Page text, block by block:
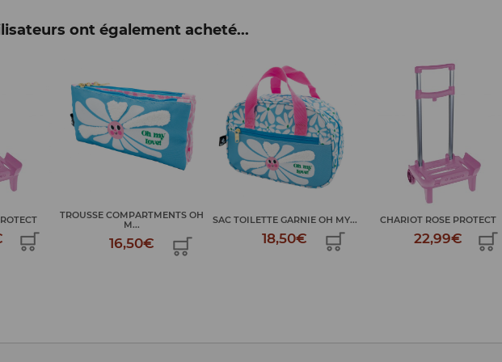
ont également acheté...
TROUSSE COMPARTMENTS OH
M...
16,50€
SAC TOILETTE GARNIE OH MY...
18,50€
CHARIOT ROSE PROTECT
22,99€